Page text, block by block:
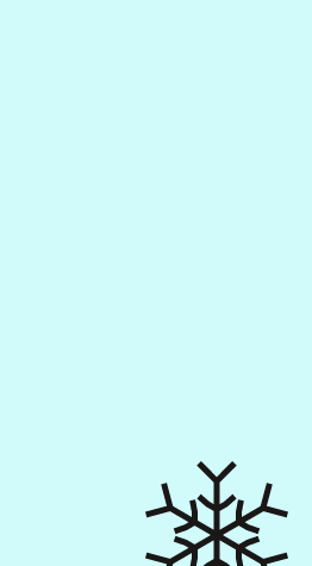
FACEBOOK
TWITTER
YOU TUBE